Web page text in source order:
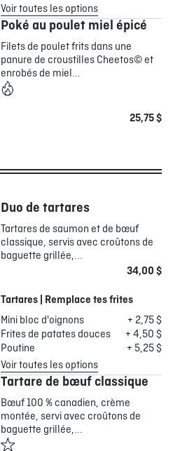
Voir toutes les options
Poké au poulet miel épicé
Filets de poulet frits dans une
panure de croustilles Cheetos© et
enrobés de miel...
25,75 $
Duo de tartares
Tartares de saumon et de bœuf
classique, servis avec croûtons de
baguette grillée,...
34,00 $
Tartares | Remplace tes frites
Mini bloc d'oignons
+ 2,75 $
Frites de patates douces
+ 4,50 $
Poutine
+ 5,25 $
Voir toutes les options
Tartare de bœuf classique
Bœuf 100 % canadien, crème
montée, servi avec croûtons de
baguette grillée,...